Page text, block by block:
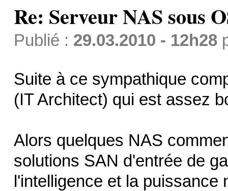
Re: Serveur NAS sous
Publié : 29.03.2010 - 12h28
Suite à ce sympathique
(IT Architect) qui est assez
Alors quelques NAS
solutions SAN d'entrée de
l'intelligence et la